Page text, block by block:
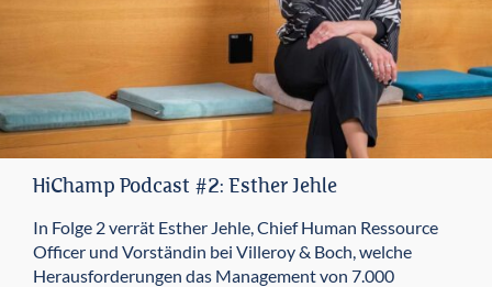
HiChamp Podcast #2: Esther Jehle
In Folge 2 verrät Esther Jehle, Chief Human Ressource
Officer und Vorständin bei Villeroy & Boch, welche
Herausforderungen das Management von 7.000